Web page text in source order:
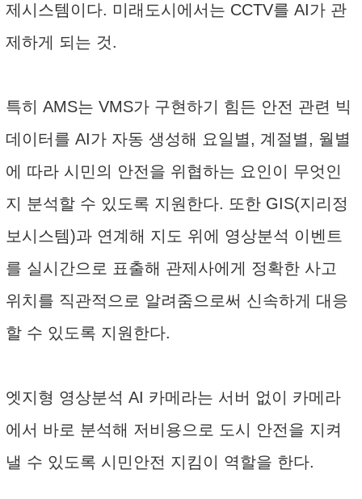
제시스템이다. 미래도시에서는 CCTV를 AI가 관
제하게 되는 것.
특히 AMS는 VMS가 구현하기 힘든 안전 관련 빅
데이터를 AI가 자동 생성해 요일별, 계절별, 월별
에 따라 시민의 안전을 위협하는 요인이 무엇인
지 분석할 수 있도록 지원한다. 또한 GIS(지리정
보시스템)과 연계해 지도 위에 영상분석 이벤트
를 실시간으로 표출해 관제사에게 정확한 사고
위치를 직관적으로 알려줌으로써 신속하게 대응
할 수 있도록 지원한다.
엣지형 영상분석 AI 카메라는 서버 없이 카메라
에서 바로 분석해 저비용으로 도시 안전을 지켜
낼 수 있도록 시민안전 지킴이 역할을 한다.